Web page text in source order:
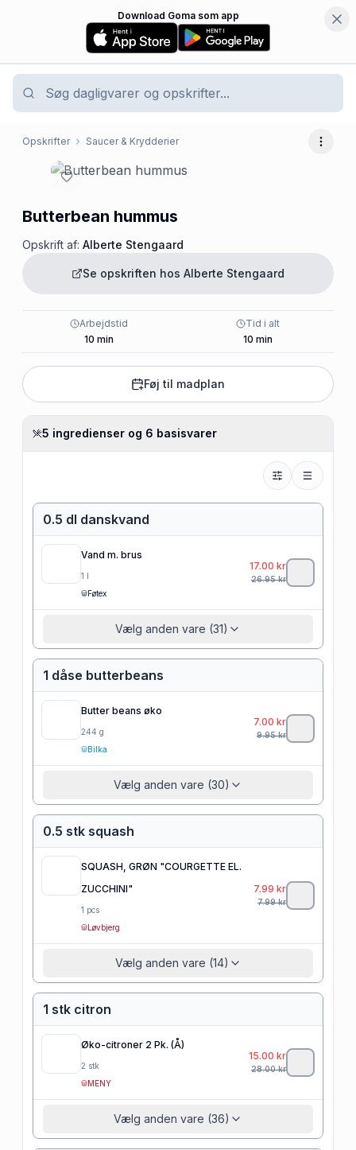
Download Goma som app
Opskrifter Saucer & Krydderier Flere
Butterbean hummus
Opskrift af: Alberte Stengaard
Se opskriften hos Alberte Stengaard
Arbejdstid
10 min
Tid i alt
10 min
Føj til madplan
5 ingredienser og 6 basisvarer
0.5 dl danskvand
Vand m. brus
1 l
Føtex
17.00 kr
26.95kr
Vælg anden vare (31)
1 dåse butterbeans
Butter beans øko
244 g
Bilka
7.00 kr
9.95kr
Vælg anden vare (30)
0.5 stk squash
SQUASH, GRØN "COURGETTE EL.
ZUCCHINI"
1 pcs
Løvbjerg
7.99 kr
7.99kr
Vælg anden vare (14)
1 stk citron
Øko-citroner 2 Pk. (Å)
2 stk
MENY
15.00 kr
28.00kr
Vælg anden vare (36)